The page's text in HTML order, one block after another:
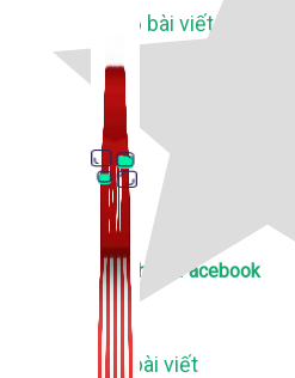
1,066 bài viết
Thủ Thuật Facebook
536 bài viết